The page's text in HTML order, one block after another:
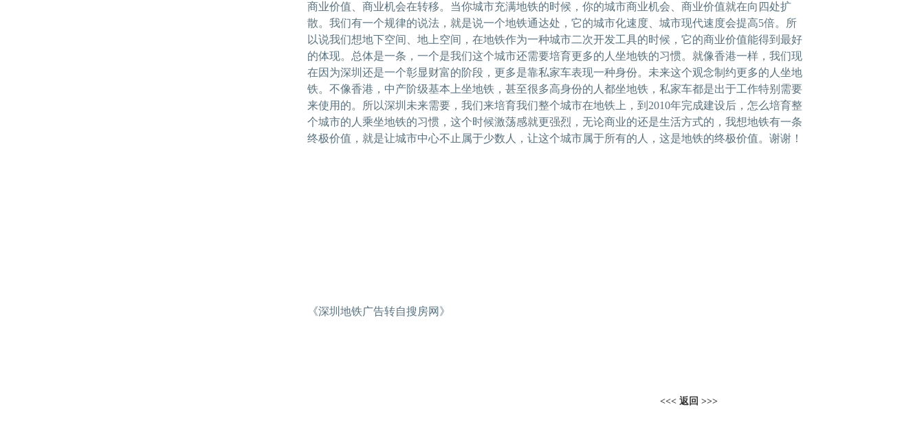
商业价值、商业机会在转移。当你城市充满地铁的时候，你的城市商业机会、商业价值就在向四处扩
散。我们有一个规律的说法，就是说一个地铁通达处，它的城市化速度、城市现代速度会提高5倍。所
以说我们想地下空间、地上空间，在地铁作为一种城市二次开发工具的时候，它的商业价值能得到最好
的体现。总体是一条，一个是我们这个城市还需要培育更多的人坐地铁的习惯。就像香港一样，我们现
在因为深圳还是一个彰显财富的阶段，更多是靠私家车表现一种身份。未来这个观念制约更多的人坐地
铁。不像香港，中产阶级基本上坐地铁，甚至很多高身份的人都坐地铁，私家车都是出于工作特别需要
来使用的。所以深圳未来需要，我们来培育我们整个城市在地铁上，到2010年完成建设后，怎么培育整
个城市的人乘坐地铁的习惯，这个时候激荡感就更强烈，无论商业的还是生活方式的，我想地铁有一条
终极价值，就是让城市中心不止属于少数人，让这个城市属于所有的人，这是地铁的终极价值。谢谢！
《深圳地铁广告转自搜房网》
<<< 返回 >>>